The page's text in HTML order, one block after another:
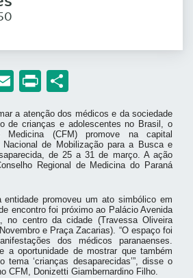
Email
Print
a atenção dos médicos e da sociedade
de crianças e adolescentes no Brasil, o
Medicina (CFM) promove na capital
Nacional de Mobilização para a Busca e
de 25 a 31 de março. A ação
Regional de Medicina do Paraná
promoveu um ato simbólico em
encontro foi próximo ao Palácio Avenida
no centro da cidade (Travessa Oliveira
e Praça Zacarias). “O espaço foi
dos médicos paranaenses.
a oportunidade de mostrar que também
tema ‘crianças desaparecidas’”, disse o
CFM, Donizetti Giambernardino Filho.